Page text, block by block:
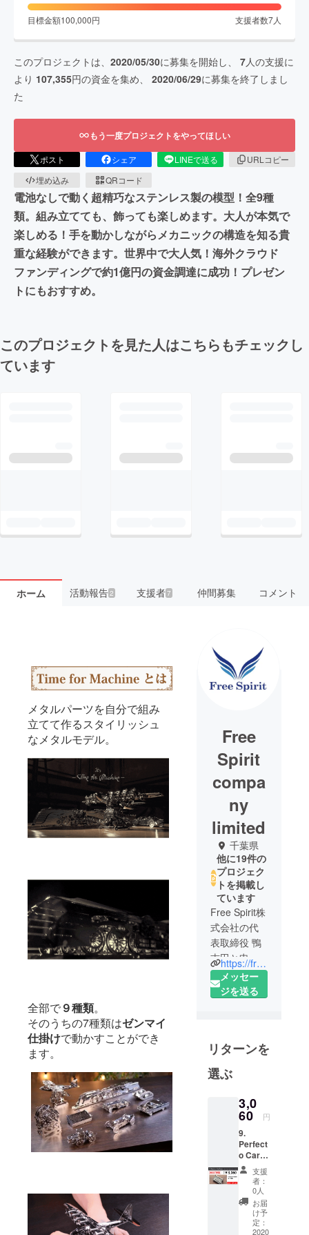
目標金額100,000円 支援者数7人
このプロジェクトは、 2020/05/30に募集を開始し、 7人の支援に
より 107,355円の資金を集め、 2020/06/29に募集を終了しまし
た
もう一度プロジェクトをやってほしい
ポスト シェア LINEで送る
URLコピー
埋め込み
QRコード
電池なしで動く超精巧なステンレス製の模型！全9種
類。組み立てても、飾っても楽しめます。大人が本気で
楽しめる！手を動かしながらメカニックの構造を知る貴
重な経験ができます。世界中で大人気！海外クラウド
ファンディングで約1億円の資金調達に成功！プレゼン
トにもおすすめ。
このプロジェクトを見た人はこちらもチェックし
ています
ホーム 活動報告2 支援者7 仲間募集 コメント
メタルパーツを自分で組み
立てて作るスタイリッシュ
なメタルモデル。
全部で９種類。
そのうちの7種類はゼンマイ
仕掛けで動かすことができ
ます。
Free
Spirit
compa
ny
limited
千葉県
他に19件の
プロジェク
トを掲載し
ています
Free Spirit株
式会社の代
表取締役 鴨
志田と申し
ます。
「自由な精
神・自由
人」という
ます。
「不安・悩
み・ストレ
スを解消
し、ありの
ままに自由
https://freespirit.co.jp/
メッセー
ジを送る
リターンを
選ぶ
3,0
60 円
9.
Perfect
o Card
Case【
BOOST
ER割
15%OF
F】 一
般販売
予定価
支援
者：
0人
お届
け予
定：
2020